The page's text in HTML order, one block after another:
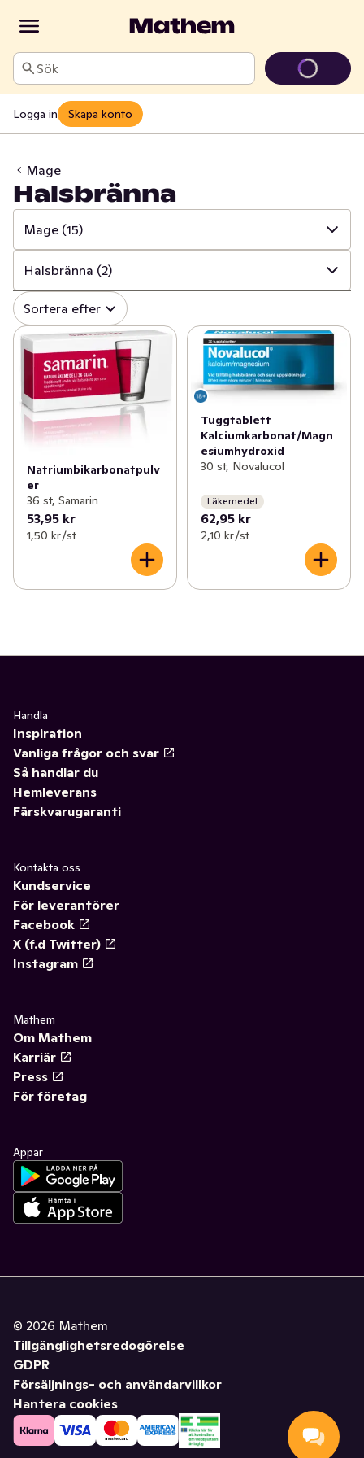
Sök
Logga in Skapa konto
Mage
Halsbränna
Mage (15)
✓ Alla (845)
✓ Mun och tänder
✓ Sår, bett och stick (17)
Mage (15)
✓ Sex och lust (5)
✓
✓ Hårvård
Intim och underliv (62)
✓ Ansiktsvård (97)
✓ Förkylning (5)
✓ Åldersgräns 18+ receptfria läkemedel
✓ Ögon och öron
Halsbränna (2)
✓ Alla (15)
✓ Vätskeersättning (11)
Halsbränna (2)
Sortera efter
Natriumbikarbonatpulv
er
36 st, Samarin
53,95 kr
1,50 kr /st
Tuggtablett
Kalciumkarbonat/Magn
esiumhydroxid
30 st, Novalucol
Läkemedel
62,95 kr
2,10 kr /st
Handla
Inspiration
Vanliga frågor och svar
Så handlar du
Hemleverans
Färskvarugaranti
Kontakta oss
Kundservice
För leverantörer
Facebook
X (f.d Twitter)
Instagram
Mathem
Om Mathem
Karriär
Press
För företag
Appar
© 2026 Mathem
Tillgänglighetsredogörelse
GDPR
Försäljnings- och användarvillkor
Hantera cookies